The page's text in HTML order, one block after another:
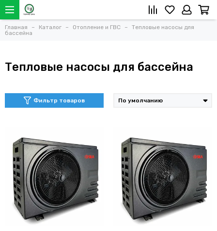
Главная Каталог Отопление и ГВС
Тепловые насосы для
бассейна
Тепловые насосы для бассейна
Фильтр товаров